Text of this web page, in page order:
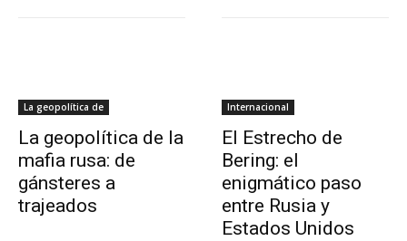
La geopolítica de
La geopolítica de la
mafia rusa: de
gánsteres a
trajeados
Internacional
El Estrecho de
Bering: el
enigmático paso
entre Rusia y
Estados Unidos